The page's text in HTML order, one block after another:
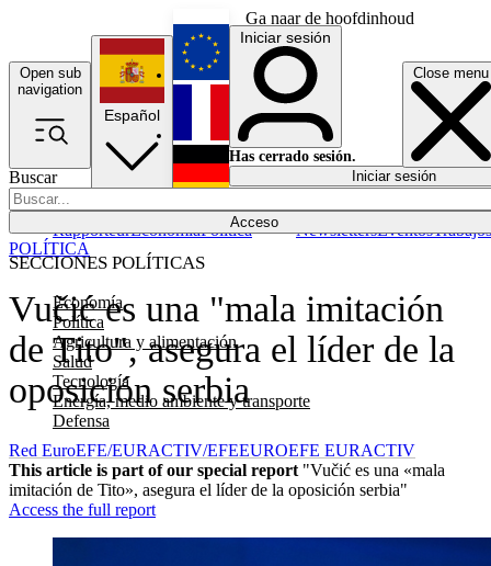
Ga naar de hoofdinhoud
Open sub
navigation
Close menu
Buscar
Acceso
SECCIONES POLÍTICAS
Economía
Política
Agricultura y alimentación
Salud
Tecnología
Energía, medio ambiente y transporte
Defensa
RapporteurEconomíaPolítica NewslettersEventosTrabajos
Español
English
Français
Iniciar sesión
Has cerrado sesión.
Iniciar sesión
Vučić es una "mala imitación
de Tito", asegura el líder de la
oposición serbia
POLÍTICA
Red EuroEFE/EURACTIV/EFEEUROEFE EURACTIV
This article is part of our special report "Vučić es una «mala
imitación de Tito», asegura el líder de la oposición serbia"
Access the full report